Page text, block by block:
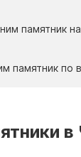
памятник
памятник по
в